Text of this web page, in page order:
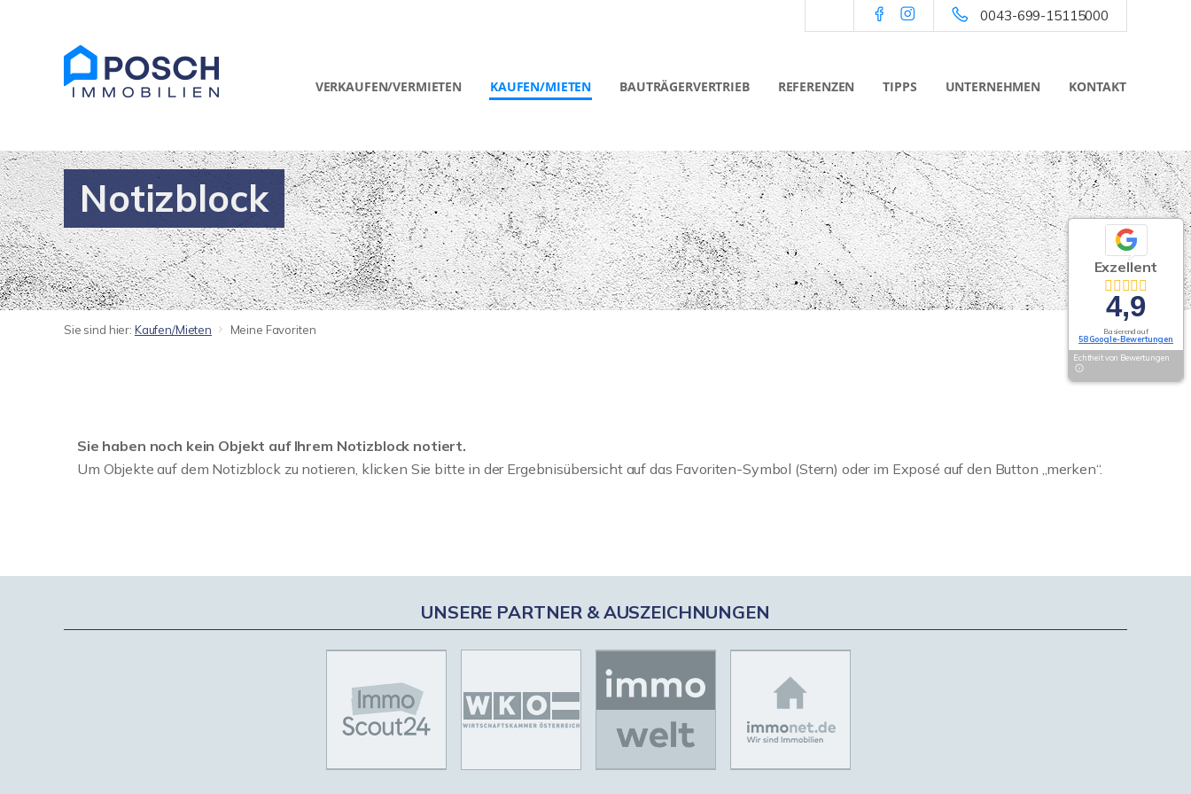
0043-699-15115000
VERKAUFEN/VERMIETEN KAUFEN/MIETEN BAUTRÄGERVERTRIEB REFERENZEN TIPPS UNTERNEHMEN KONTAKT
Notizblock
Sie sind hier: Kaufen/Mieten Meine Favoriten
Sie haben noch kein Objekt auf Ihrem Notizblock notiert.
Um Objekte auf dem Notizblock zu notieren, klicken Sie bitte in der Ergebnisübersicht auf das Favoriten-Symbol (Stern) oder im Exposé auf den Button „merken“.
Exzellent
4,9
Basierend auf
58 Google-Bewertungen
Echtheit von Bewertungen
UNSERE PARTNER & AUSZEICHNUNGEN